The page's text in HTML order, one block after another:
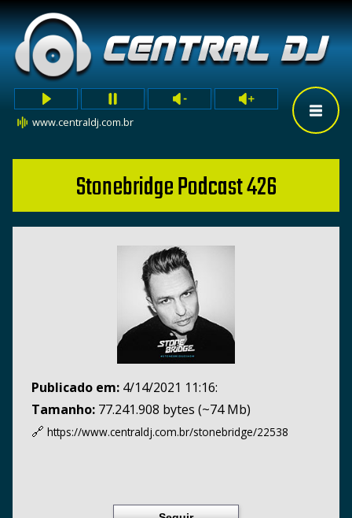
www.centraldj.com.br
Stonebridge Podcast 426
Publicado em: 4/14/2021 11:16:
Tamanho: 77.241.908 bytes (~74 Mb)
🔗 https://www.centraldj.com.br/stonebridge/22538